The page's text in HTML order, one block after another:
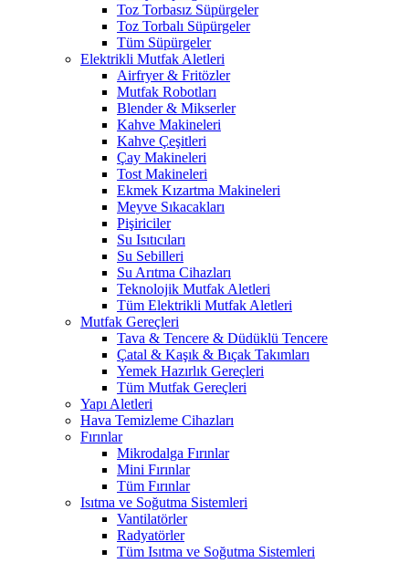
Toz Torbasız Süpürgeler
Toz Torbalı Süpürgeler
Tüm Süpürgeler
Elektrikli Mutfak Aletleri
Airfryer & Fritözler
Mutfak Robotları
Blender & Mikserler
Kahve Makineleri
Kahve Çeşitleri
Çay Makineleri
Tost Makineleri
Ekmek Kızartma Makineleri
Meyve Sıkacakları
Pişiriciler
Su Isıtıcıları
Su Sebilleri
Su Arıtma Cihazları
Teknolojik Mutfak Aletleri
Tüm Elektrikli Mutfak Aletleri
Mutfak Gereçleri
Tava & Tencere & Düdüklü Tencere
Çatal & Kaşık & Bıçak Takımları
Yemek Hazırlık Gereçleri
Tüm Mutfak Gereçleri
Yapı Aletleri
Hava Temizleme Cihazları
Fırınlar
Mikrodalga Fırınlar
Mini Fırınlar
Tüm Fırınlar
Isıtma ve Soğutma Sistemleri
Vantilatörler
Radyatörler
Tüm Isıtma ve Soğutma Sistemleri